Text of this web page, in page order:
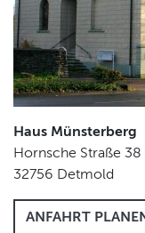
Haus Münsterberg
Hornsche Straße 38
32756 Detmold
ANFAHRT